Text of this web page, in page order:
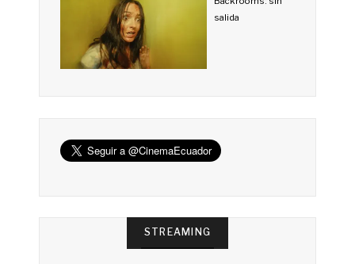
salida
STREAMING